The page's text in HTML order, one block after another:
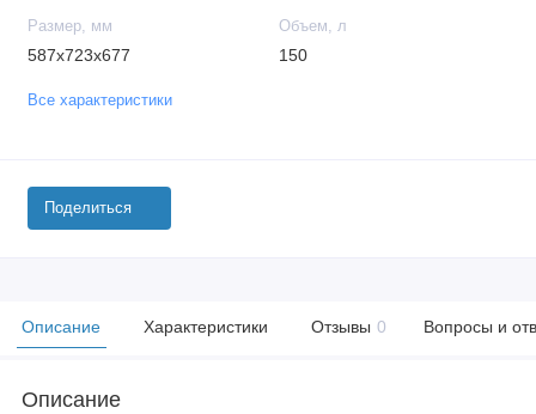
Размер, мм
587x723x677
Объем, л
150
Все характеристики
Поделиться
Описание Характеристики Отзывы 0 Вопросы и
Описание